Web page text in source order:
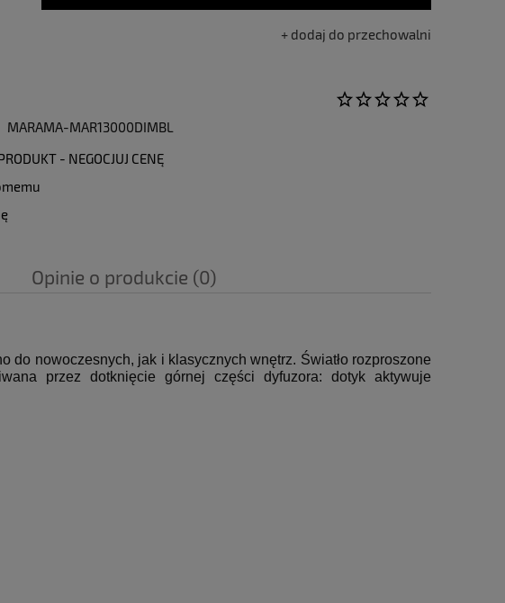
dodaj do przechowalni
MARAMA-MAR13000DIMBL
- NEGOCJUJ CENĘ
Opinie o produkcie (0)
do nowoczesnych, jak i klasycznych wnętrz. Światło rozproszone
przez dotknięcie górnej części dyfuzora: dotyk aktywuje